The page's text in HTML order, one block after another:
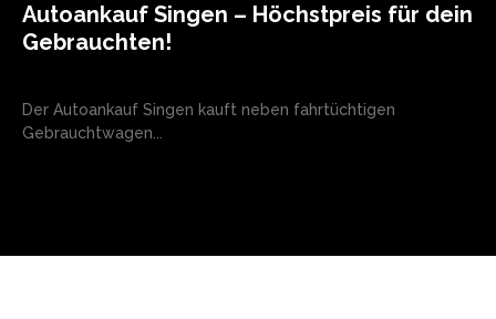
Autoankauf Singen – Höchstpreis für dein
Gebrauchten!
Der Autoankauf Singen kauft neben fahrtüchtigen
Gebrauchtwagen...